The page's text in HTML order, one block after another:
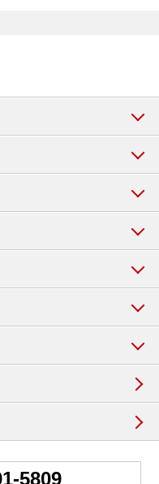
5809